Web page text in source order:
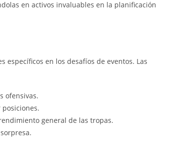
en activos invaluables en la planificación
específicos en los desafíos de eventos. Las
ofensivas.
general de las tropas.